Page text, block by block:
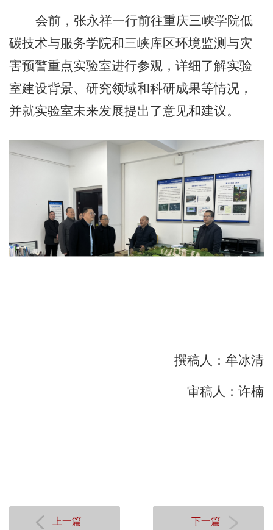
会前，张永祥一行前往重庆三峡学院低
碳技术与服务学院和三峡库区环境监测与灾
害预警重点实验室进行参观，详细了解实验
室建设背景、研究领域和科研成果等情况，
并就实验室未来发展提出了意见和建议。
撰稿人：牟冰清
审稿人：许楠
上一篇 下一篇